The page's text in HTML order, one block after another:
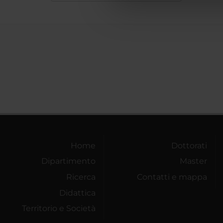
Home
Dipartimento
Ricerca
Didattica
Territorio e Società
Dottorati
Master
Contatti e mappa